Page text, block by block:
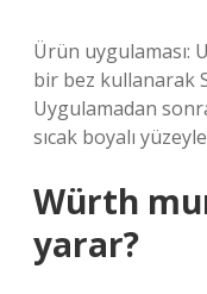
Ürün uygulaması:
bir bez kullanarak
Uygulamadan
sıcak boyalı
Würth
yarar?